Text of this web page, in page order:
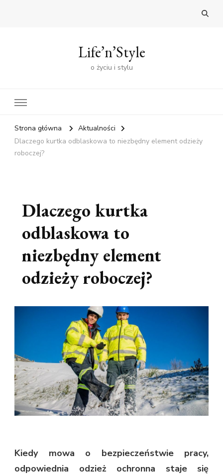
Life’n’Style
o życiu i stylu
Strona główna
Aktualności
Dlaczego kurtka odblaskowa to niezbędny element odzieży
roboczej?
Dlaczego kurtka
odblaskowa to
niezbędny element
odzieży roboczej?
Kiedy mowa o bezpieczeństwie pracy,
odpowiednia odzież ochronna staje się